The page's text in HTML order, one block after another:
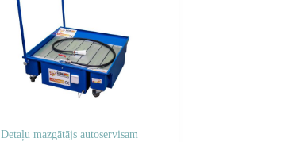
Detaļu mazgātājs autoservisam